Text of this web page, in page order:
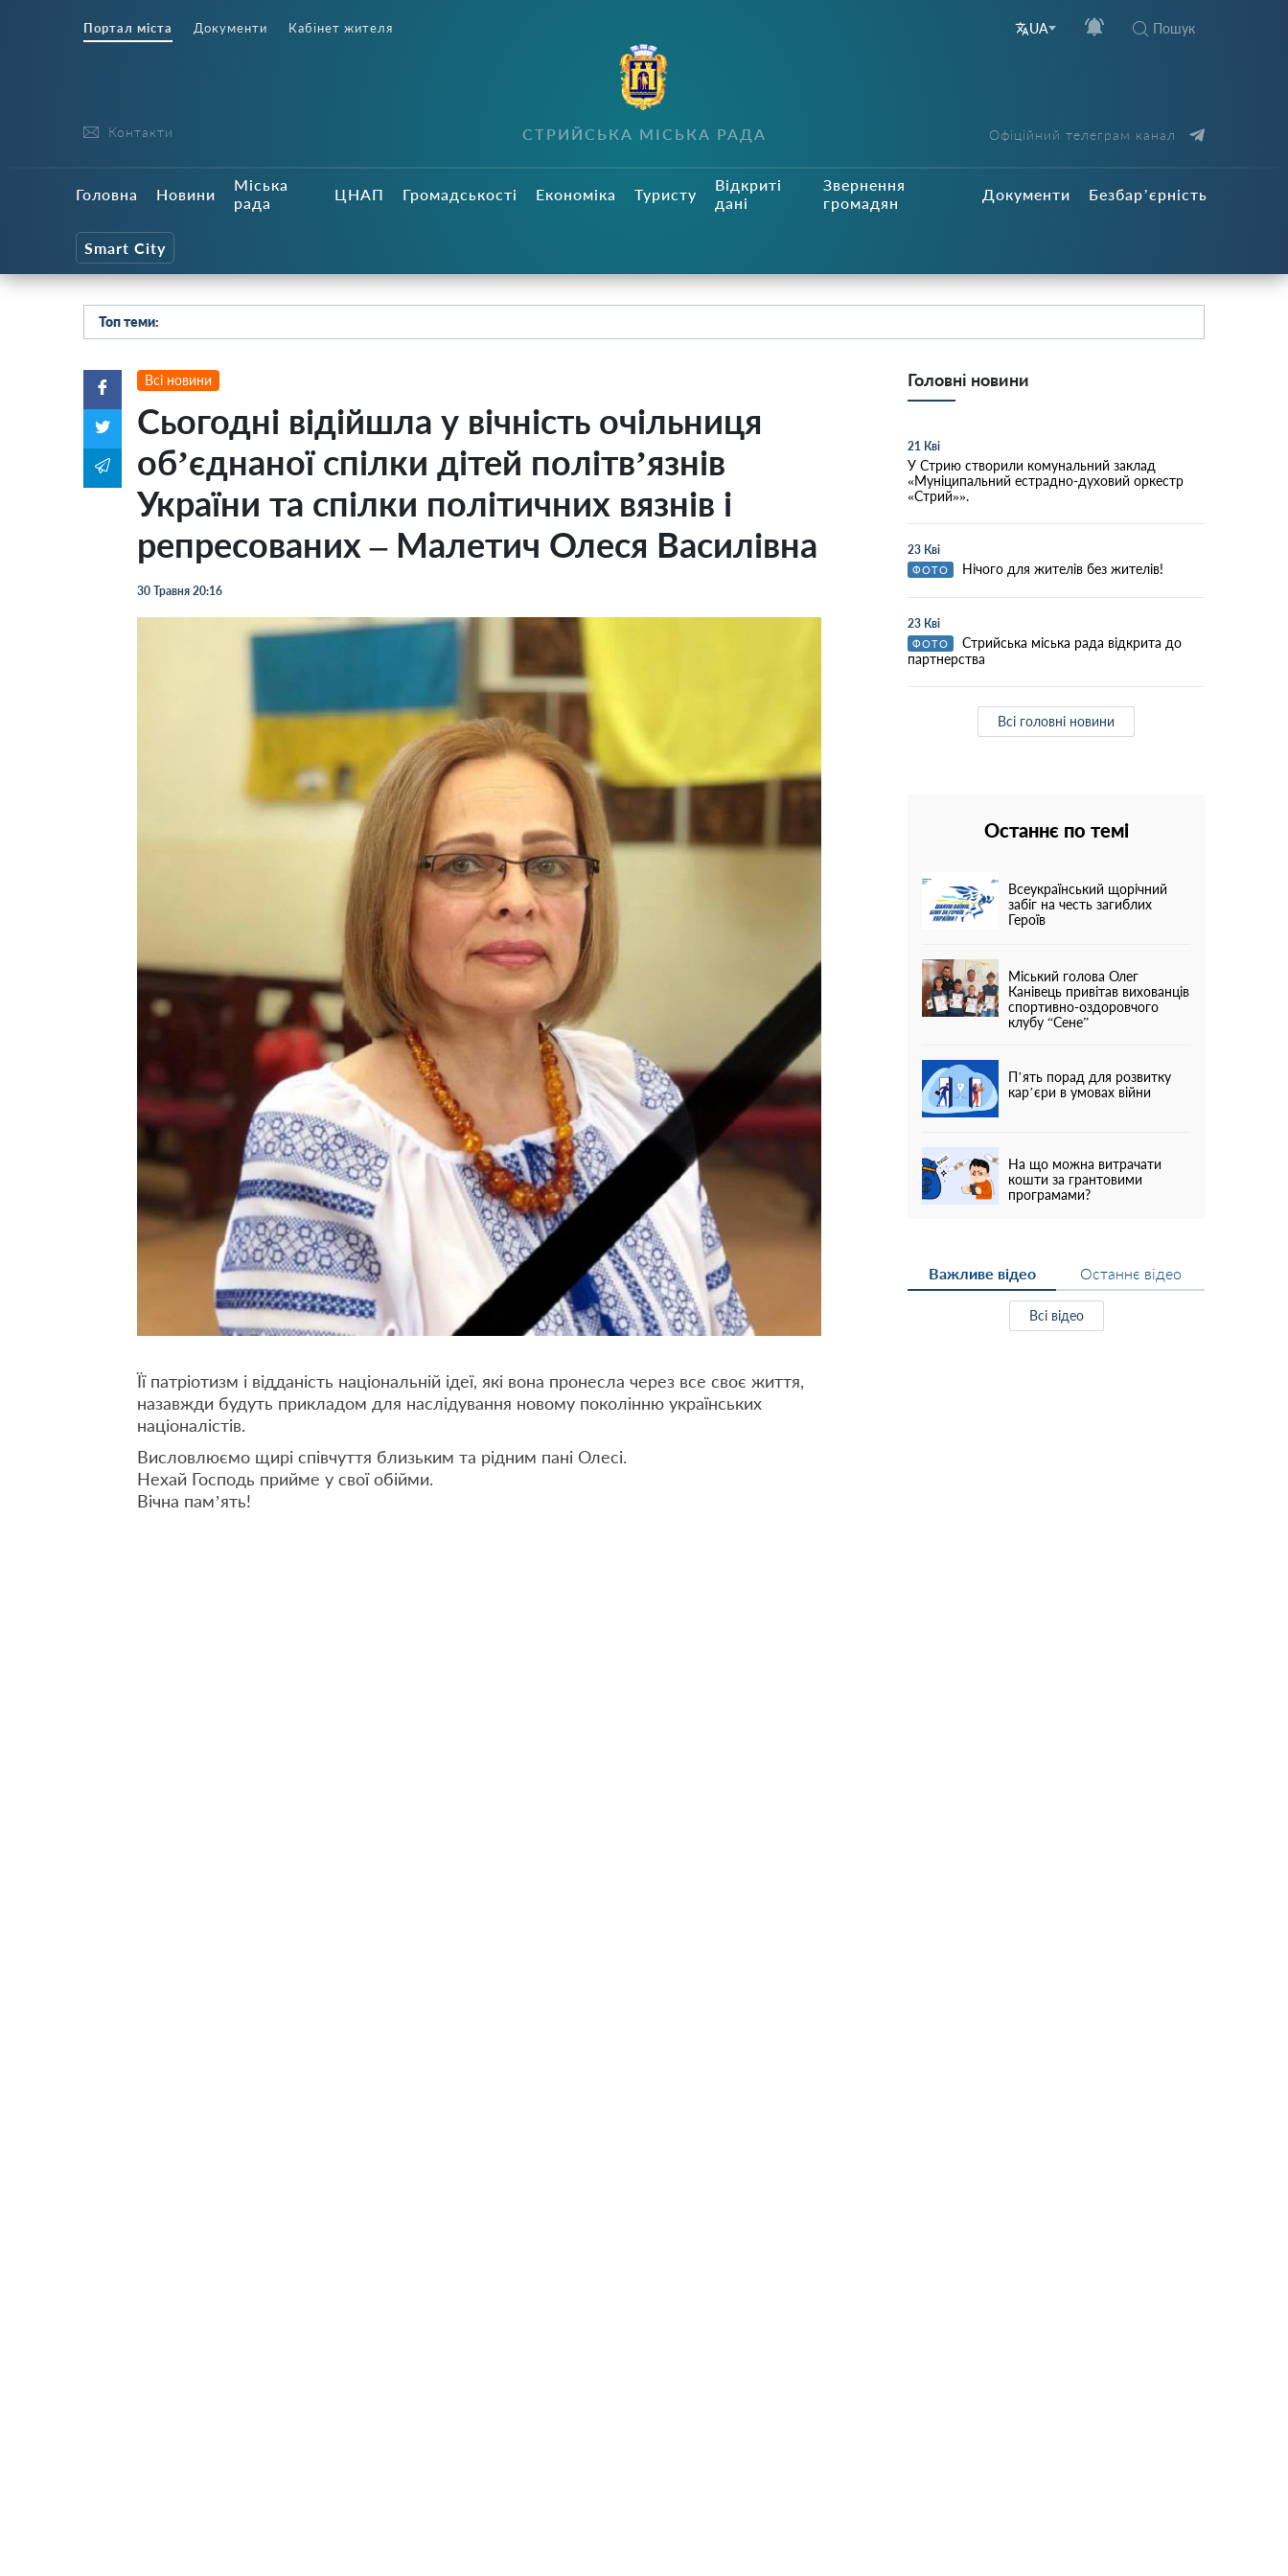
Портал міста Документи Кабінет жителя UA Пошук
Контакти СТРИЙСЬКА МІСЬКА РАДА Офіційний телеграм канал
Головна Новини
Міська
рада
ЦНАП Громадськості Економіка Туристу
Відкриті
дані
Звернення
громадян
Документи Безбар’єрність
Smart City
Топ теми:
Всі новини
Сьогодні відійшла у вічність очільниця
обʼєднаної спілки дітей політвʼязнів
України та спілки політичних вязнів і
репресованих – Малетич Олеся Василівна
30 Травня 20:16
Її патріотизм і відданість національній ідеї, які вона пронесла через все своє життя,
назавжди будуть прикладом для наслідування новому поколінню українських
націоналістів.
Висловлюємо щирі співчуття близьким та рідним пані Олесі.
Нехай Господь прийме у свої обійми.
Вічна памʼять!
Головні новини
21 Кві
У Стрию створили комунальний заклад
«Муніципальний естрадно-духовий оркестр
«Стрий»».
23 Кві
ФОТО Нічого для жителів без жителів!
23 Кві
ФОТО
Стрийська міська рада відкрита до
партнерства
Всі головні новини
Останнє по темі
Всеукраїнський щорічний
забіг на честь загиблих
Героїв
Міський голова Олег
Канівець привітав вихованців
спортивно-оздоровчого
клубу “Сене”
П’ять порад для розвитку
кар’єри в умовах війни
На що можна витрачати
кошти за грантовими
програмами?
Важливе відео Останнє відео
Всі відео